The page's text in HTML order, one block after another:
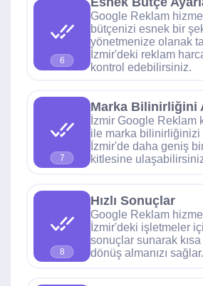
6
Google Reklam
bütçenizi esnek bir
yönetmenize olanak
İzmir'deki reklam
kontrol edebilirsiniz.
7
Marka Bilinirliğini
İzmir Google Reklam
ile marka bilinirliğinizi
İzmir'de daha geniş
kitlesine
8
Hızlı Sonuçlar
Google Reklam
İzmir'deki işletmeler
sonuçlar sunarak
dönüş almanızı sağlar.